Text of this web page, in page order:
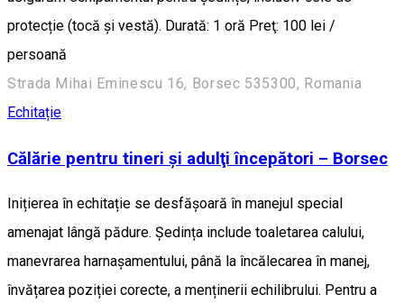
protecție (tocă și vestă). Durată: 1 oră Preţ: 100 lei /
persoană
Strada Mihai Eminescu 16, Borsec 535300, Romania
Echitație
Călărie pentru tineri şi adulţi începători – Borsec
Inițierea în echitație se desfășoară în manejul special
amenajat lângă pădure. Ședința include toaletarea calului,
manevrarea harnașamentului, până la încălecarea în manej,
învățarea poziției corecte, a menținerii echilibrului. Pentru a